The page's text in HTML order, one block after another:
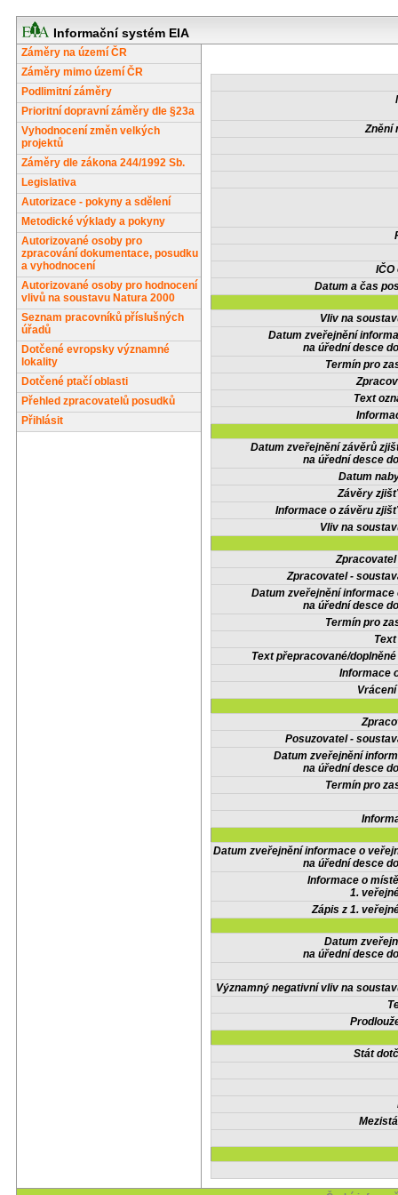
Informační systém EIA
Záměry na území ČR
Záměry mimo území ČR
Podlimitní záměry
Prioritní dopravní záměry dle §23a
Vyhodnocení změn velkých
projektů
Záměry dle zákona 244/1992 Sb.
Legislativa
Autorizace - pokyny a sdělení
Metodické výklady a pokyny
Autorizované osoby pro
zpracování dokumentace, posudku
a vyhodnocení
Autorizované osoby pro hodnocení
vlivů na soustavu Natura 2000
Seznam pracovníků příslušných
úřadů
Dotčené evropsky významné
lokality
Dotčené ptačí oblasti
Přehled zpracovatelů posudků
Přihlásit
Znění
IČO
Datum a čas
Vliv na
Datum zveřejnění
na úřední desce
Termín pro
Text
Datum zveřejnění závěrů
na úřední desce
Datum
Závěry
Informace o závěru
Vliv na
Zpracovatel -
Datum zveřejnění informace
na úřední desce
Termín pro
Text přepracované/
Informace
Posuzovatel -
Datum zveřejnění
na úřední desce
Termín pro
Datum zveřejnění informace o
na úřední desce
Informace o
1.
Zápis z 1.
Datum
na úřední desce
Významný negativní vliv na
Stát